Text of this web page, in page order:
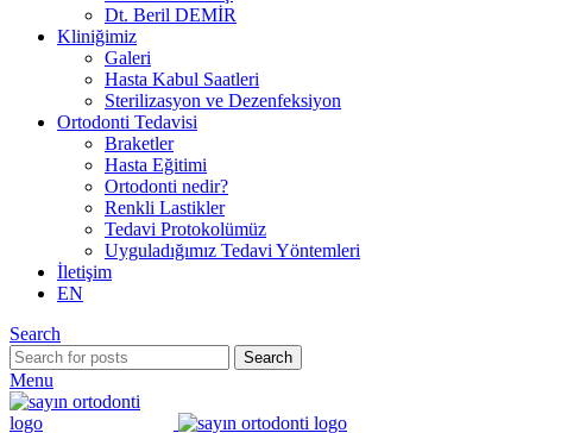
Dt. Beril DEMİR
Kliniğimiz
Galeri
Hasta Kabul Saatleri
Sterilizasyon ve Dezenfeksiyon
Ortodonti Tedavisi
Braketler
Hasta Eğitimi
Ortodonti nedir?
Renkli Lastikler
Tedavi Protokolümüz
Uyguladığımız Tedavi Yöntemleri
İletişim
EN
Search
Search
Menu